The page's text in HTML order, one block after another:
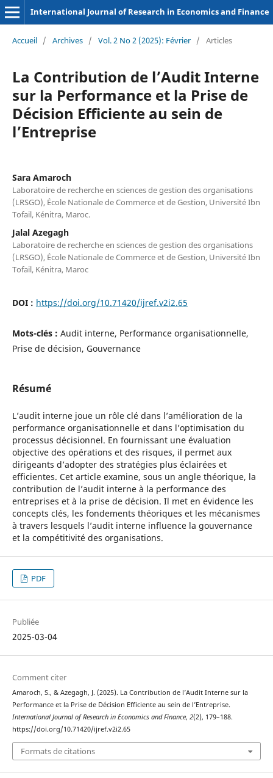
International Journal of Research in Economics and Finance
Accueil / Archives / Vol. 2 No 2 (2025): Février / Articles
La Contribution de l’Audit Interne
sur la Performance et la Prise de
Décision Efficiente au sein de
l’Entreprise
Sara Amaroch
Laboratoire de recherche en sciences de gestion des organisations
(LRSGO), École Nationale de Commerce et de Gestion, Université Ibn
Tofail, Kénitra, Maroc.
Jalal Azegagh
Laboratoire de recherche en sciences de gestion des organisations
(LRSGO), École Nationale de Commerce et de Gestion, Université Ibn
Tofail, Kénitra, Maroc
DOI : https://doi.org/10.71420/ijref.v2i2.65
Mots-clés : Audit interne, Performance organisationnelle,
Prise de décision, Gouvernance
Résumé
L’audit interne joue un rôle clé dans l’amélioration de la
performance organisationnelle et dans l’optimisation du
processus décisionnel. En fournissant une évaluation
objective des opérations et des risques, il permet aux
dirigeants d’adopter des stratégies plus éclairées et
efficientes. Cet article examine, sous un angle théorique, la
contribution de l’audit interne à la performance des
entreprises et à la prise de décision. Il met en évidence les
concepts clés, les fondements théoriques et les mécanismes
à travers lesquels l’audit interne influence la gouvernance
et la compétitivité des organisations.
PDF
Publiée
2025-03-04
Comment citer
Amaroch, S., & Azegagh, J. (2025). La Contribution de l’Audit Interne sur la
Performance et la Prise de Décision Efficiente au sein de l’Entreprise.
International Journal of Research in Economics and Finance, 2(2), 179–188.
https://doi.org/10.71420/ijref.v2i2.65
Formats de citations